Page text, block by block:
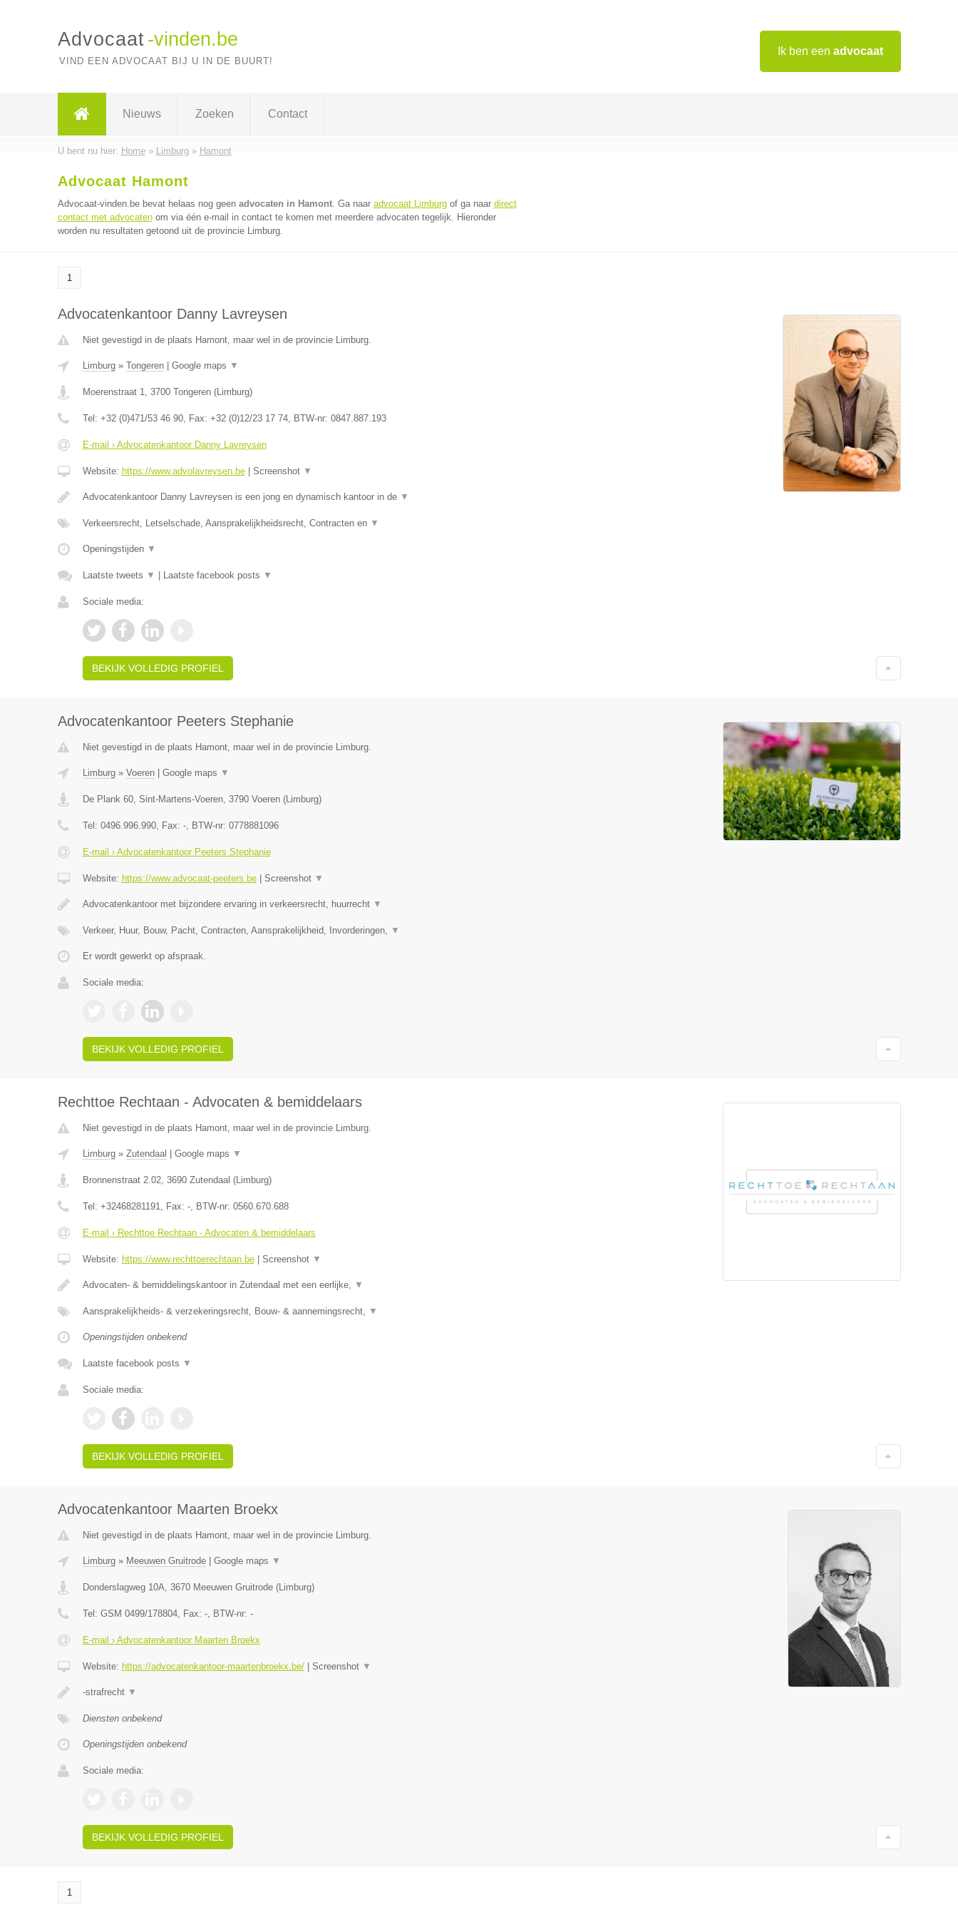
Ik ben een advocaat
Advocaat -vinden.be
VIND EEN ADVOCAAT BIJ U IN DE BUURT!
Nieuws Zoeken Contact
U bent nu hier: Home» Limburg» Hamont
Advocaat Hamont
Advocaat-vinden.be bevat helaas nog geen advocaten in Hamont. Ga naar advocaat Limburgof ga naar direct
contact met advocatenom via één e-mail in contact te komen met meerdere advocaten tegelijk. Hieronder
worden nu resultaten getoond uit de provincie Limburg.
1
Advocatenkantoor Danny Lavreysen
Niet gevestigd in de plaats Hamont, maar wel in de provincie Limburg.
Limburg» Tongeren| Google maps ▼
Moerenstraat 1, 3700 Tongeren(Limburg)
Tel: +32 (0)471/53 46 90, Fax: +32 (0)12/23 17 74, BTW-nr: 0847.887.193
E-mail › Advocatenkantoor Danny Lavreysen
Website: https://www.advolavreysen.be| Screenshot ▼
Advocatenkantoor Danny Lavreysen is een jong en dynamisch kantoor in de ▼
Verkeersrecht, Letselschade, Aansprakelijkheidsrecht, Contracten en ▼
Openingstijden ▼
Laatste tweets ▼ Laatste facebook posts ▼
Sociale media:
BEKIJK VOLLEDIG PROFIEL
Advocatenkantoor Peeters Stephanie
Niet gevestigd in de plaats Hamont, maar wel in de provincie Limburg.
Limburg» Voeren| Google maps ▼
De Plank 60, Sint-Martens-Voeren, 3790 Voeren(Limburg)
Tel: 0496.996.990, Fax: -, BTW-nr: 0778881096
E-mail › Advocatenkantoor Peeters Stephanie
Website: https://www.advocaat-peeters.be| Screenshot ▼
Advocatenkantoor met bijzondere ervaring in verkeersrecht, huurrecht ▼
Verkeer, Huur, Bouw, Pacht, Contracten, Aansprakelijkheid, Invorderingen, ▼
Er wordt gewerkt op afspraak.
Sociale media:
BEKIJK VOLLEDIG PROFIEL
Rechttoe Rechtaan - Advocaten & bemiddelaars
Niet gevestigd in de plaats Hamont, maar wel in de provincie Limburg.
Limburg» Zutendaal Google maps ▼
Bronnenstraat 2.02, 3690 Zutendaal (Limburg)
Tel: +32468281191, Fax: -, BTW-nr: 0560.670.688
E-mail › Rechttoe Rechtaan - Advocaten & bemiddelaars
Website: https://www.rechttoerechtaan.be| Screenshot ▼
Advocaten- & bemiddelingskantoor in Zutendaal met een eerlijke, ▼
Aansprakelijkheids- & verzekeringsrecht, Bouw- & aannemingsrecht, ▼
Openingstijden onbekend
Laatste facebook posts ▼
Sociale media:
BEKIJK VOLLEDIG PROFIEL
Advocatenkantoor Maarten Broekx
Niet gevestigd in de plaats Hamont, maar wel in de provincie Limburg.
Limburg» Meeuwen Gruitrode| Google maps ▼
Donderslagweg 10A, 3670 Meeuwen Gruitrode(Limburg)
Tel: GSM 0499/178804, Fax: -, BTW-nr: -
E-mail › Advocatenkantoor Maarten Broekx
Website: https://advocatenkantoor-maartenbroekx.be/| Screenshot ▼
-strafrecht ▼
Diensten onbekend
Openingstijden onbekend
Sociale media:
BEKIJK VOLLEDIG PROFIEL
1